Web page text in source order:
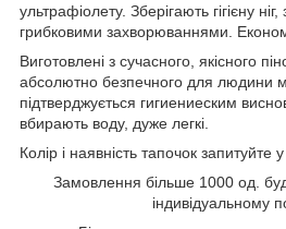
ультрафіолету. Зберігають гігієну
грибковими захворюваннями.
Виготовлені з сучасного, якісного
абсолютно безпечного для людини
підтверджується гигиениеским
вбирають воду, дуже легкі.
Колір і наявність тапочок
Замовлення більше 1000 од.
індивідуальному